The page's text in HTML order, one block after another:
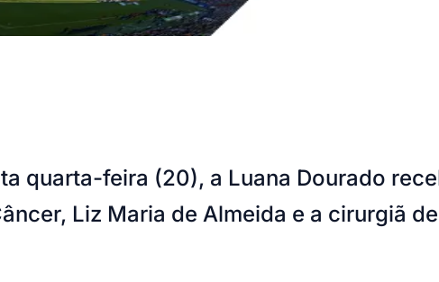
quarta-feira (20), a Luana Dourado
Liz Maria de Almeida e a cirurgiã